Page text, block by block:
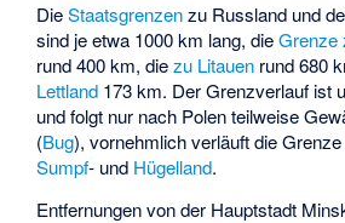
DieStaatsgrenzenzu Russland und
sind je etwa 1000 km lang, dieGrenze
rund 400 km, diezu Litauen rund 680
Lettland 173 km. Der Grenzverlauf ist
und folgt nur nach Polen teilweise
(Bug), vornehmlich verläuft die
Sumpf- und Hügelland.
Entfernungen von der Hauptstadt